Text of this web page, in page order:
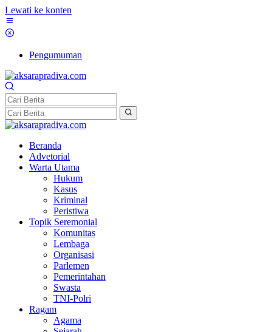
Lewati ke konten
Pengumuman
Beranda
Advetorial
Warta Utama
Hukum
Kasus
Kriminal
Peristiwa
Topik Seremonial
Komunitas
Lembaga
Organisasi
Parlemen
Pemerintahan
Swasta
TNI-Polri
Ragam
Agama